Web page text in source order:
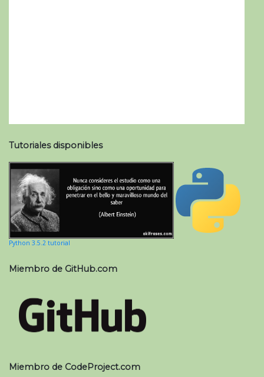
Tutoriales disponibles
Python 3.5.2 tutorial
Miembro de GitHub.com
Miembro de CodeProject.com